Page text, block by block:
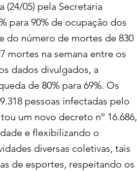
05) pela Secretaria
para 90% de ocupação dos
do número de mortes de 830
mortes na semana entre os
dados divulgados, a
de 80% para 69%. Os
pessoas infectadas pelo
um novo decreto nº 16.686,
e flexibilizando o
diversas coletivas, tais
de esportes, respeitando os